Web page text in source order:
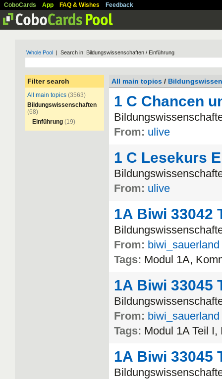
CoboCards App FAQ & Wishes Feedback
Whole Pool | Search in: Bildungswissenschaften / Einführung
Filter search
All main topics (3563)
Bildungswissenschaften
(68)
Einführung (19)
All main topics /
1 C Chancen
From: ulive
1 C Lesekurs
From: ulive
1A Biwi 33042
From: biwi_sauerland
Tags: Modul 1A,
1A Biwi 33045
From: biwi_sauerland
Tags: Modul 1A Teil I,
1A Biwi 33045